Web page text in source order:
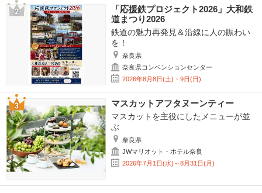
「応援鉄プロジェクト2026」大和鉄
道まつり2026
鉄道の魅力再発見＆沿線に人の賑わい
を！
奈良県
奈良県コンベンションセンター
2026年8月8日(土)・9日(日)
マスカットアフタヌーンティー
マスカットを主役にしたメニューが並
ぶ
奈良県
JWマリオット・ホテル奈良
2026年7月1日(水)～8月31日(月)